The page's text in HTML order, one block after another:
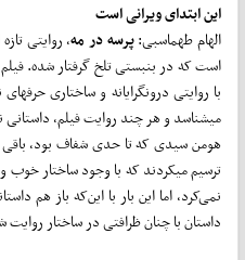
این ابتدای ویرانی است
الهام طهماسبی:پرسه در مه، روایتی
است که در بن­بستی تلخ گرفتار شده. فیلم
با روایتی درون­گرایانه و ساختاری
می­شناسد و هر چند روایت فیلم، داستانی
هومن سیدی که تا حدی شفاف بود، باقی
ترسیم می­کردند که با وجود ساختار خوب و
نمی‌کرد، اما این بار با این‌که باز هم
داستان با چنان ظرافتی در ساختار